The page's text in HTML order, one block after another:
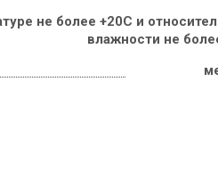
не более +20С и
влажности не